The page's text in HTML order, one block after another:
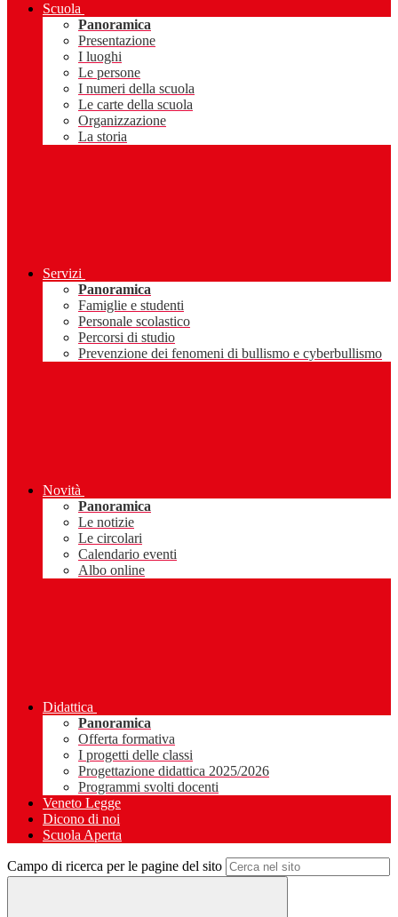
Scuola
Panoramica
Presentazione
I luoghi
Le persone
I numeri della scuola
Le carte della scuola
Organizzazione
La storia
Servizi
Panoramica
Famiglie e studenti
Personale scolastico
Percorsi di studio
Prevenzione dei fenomeni di bullismo e cyberbullismo
Novità
Panoramica
Le notizie
Le circolari
Calendario eventi
Albo online
Didattica
Panoramica
Offerta formativa
I progetti delle classi
Progettazione didattica 2025/2026
Programmi svolti docenti
Veneto Legge
Dicono di noi
Scuola Aperta
Campo di ricerca per le pagine del sito